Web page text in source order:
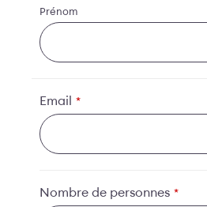
Prénom
Email *
Nombre de personnes *